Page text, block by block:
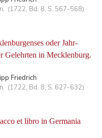
(1722, Bd. 8, S. 567-568)
oder Jahr-
Gelehrten in Mecklenburg.
Friedrich
(1722, Bd. 8, S. 627-632)
et libro in Germania